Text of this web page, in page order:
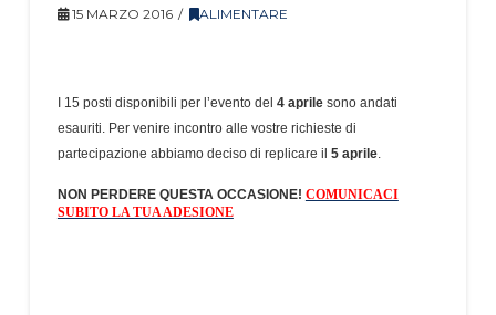
15 MARZO 2016 ALIMENTARE
I 15 posti disponibili per l’evento del 4 aprilesono andati
esauriti. Per venire incontro alle vostre richieste di
partecipazione abbiamo deciso di replicare il 5 aprile.
NON PERDERE QUESTA OCCASIONE! COMUNICACI
SUBITO LA TUA ADESIONE